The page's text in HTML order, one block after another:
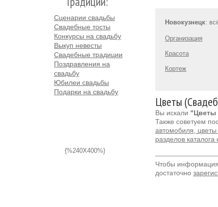
Сценарии свадьбы
Свадебные тосты
Конкурсы на свадьбу
Выкуп невесты
Свадебные традиции
Поздравления на
свадьбу
Юбилеи свадьбы
Подарки на свадьбу
{%240X400%}
Новокузнецк:
Организация
Красота
Кортеж
Цветы
Вы искали "Цветы
Также советуем
автомобиля, цветы
разделов
Чтобы
достаточно